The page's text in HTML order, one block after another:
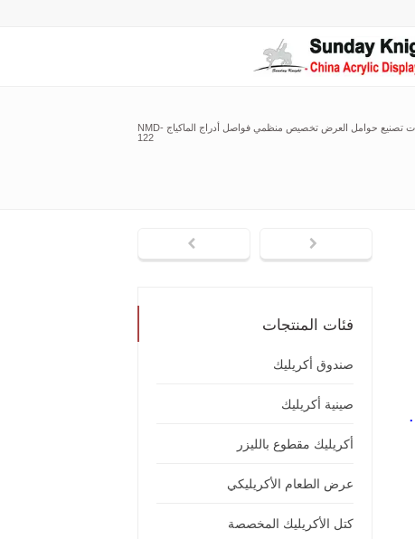
شركات تصنيع حوامل العرض تخصيص منظمي فواصل أدراج الماكياج NMD-
122
فئات المنتجات
صندوق أكريليك
صينية أكريليك
أكريليك مقطوع بالليزر
عرض الطعام الأكريليكي
كتل الأكريليك المخصصة